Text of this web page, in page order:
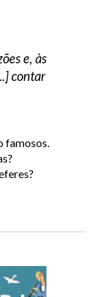
e, às
contar
famosos.